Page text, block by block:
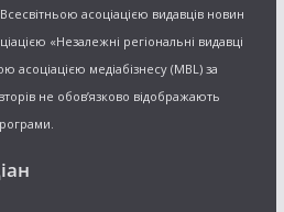
асоціацією видавців новин
«Незалежні регіональні видавці
асоціацією медіабізнесу (MBL) за
не обов’язково відображають